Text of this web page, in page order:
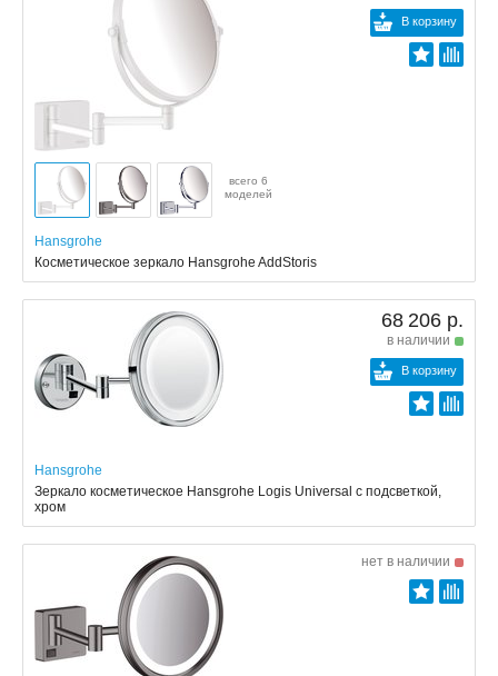
В корзину
всего 6
моделей
Hansgrohe
Косметическое зеркало Hansgrohe AddStoris
68 206 р.
в наличии
В корзину
Hansgrohe
Зеркало косметическое Hansgrohe Logis Universal с подсветкой,
хром
нет в наличии